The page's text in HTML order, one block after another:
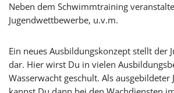
Neben dem Schwimmtraining
Jugendwettbewerbe, u.v.m.
Ein neues Ausbildungskonzept stellt der
dar. Hier wirst Du in vielen
Wasserwacht geschult. Als ausgebildeter